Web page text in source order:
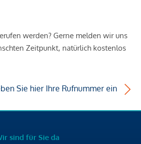
werden? Gerne melden wir uns
Zeitpunkt, natürlich kostenlos
Sie hier Ihre Rufnummer ein
sind für Sie da